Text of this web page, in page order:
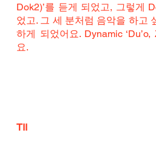
Dok2)’를 듣게 되었고, 그렇게
었고. 그 세 분처럼 음악을 하고
하게 되었어요. Dynamic ‘Du’o,
요.
TII